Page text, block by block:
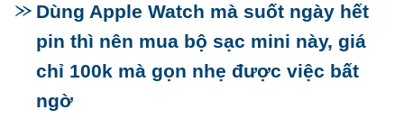
Dùng Apple Watch mà suốt ngày hết
pin thì nên mua bộ sạc mini này, giá
chỉ 100k mà gọn nhẹ được việc bất
ngờ